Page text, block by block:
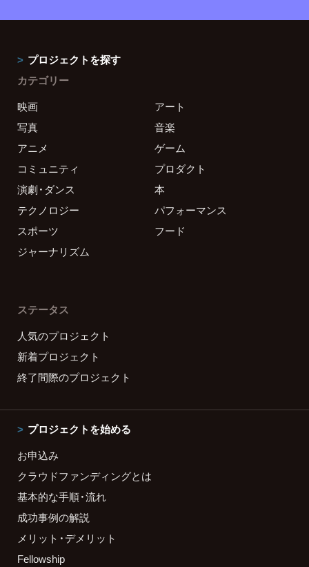
プロジェクトを探す
カテゴリー
映画
アート
写真
音楽
アニメ
ゲーム
コミュニティ
プロダクト
演劇・ダンス
本
テクノロジー
パフォーマンス
スポーツ
フード
ジャーナリズム
ステータス
人気のプロジェクト
新着プロジェクト
終了間際のプロジェクト
プロジェクトを始める
お申込み
クラウドファンディングとは
基本的な手順・流れ
成功事例の解説
メリット・デメリット
Fellowship